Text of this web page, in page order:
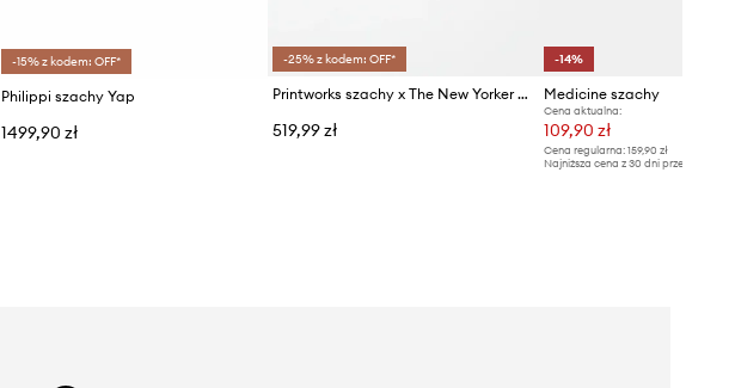
-15% z kodem: OFF*
Philippi szachy Yap
1499,90 zł
-25% z kodem: OFF*
Printworks szachy x The New Yorker 35 x 35 cm
519,99 zł
-14%
Medicine szachy
Cena aktualna:
109,90 zł
Cena regularna: 159,90 zł
Najniższa cena z 30 dni przed obniżką: